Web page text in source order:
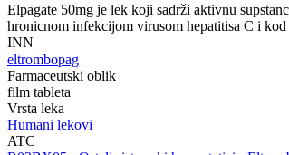
Elpagate 50mg je lek koji sadrži aktivnu
hronicnom infekcijom virusom hepatitisa C i kod
INN
eltrombopag
Farmaceutski oblik
film tableta
Vrsta leka
Humani lekovi
ATC